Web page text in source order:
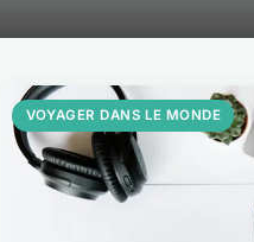
VOYAGER DANS LE MONDE